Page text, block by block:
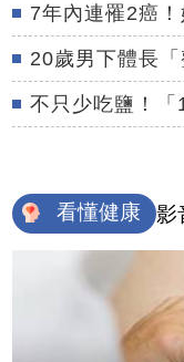
7年內連罹2癌
20歲男下體長
不只少吃鹽！
看懂健康 影